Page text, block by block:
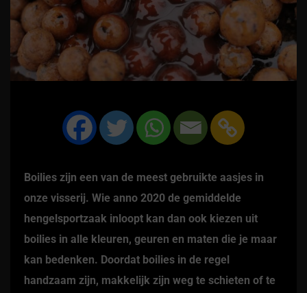
Boilies zijn een van de meest gebruikte aasjes in
onze visserij. Wie anno 2020 de gemiddelde
hengelsportzaak inloopt kan dan ook kiezen uit
boilies in alle kleuren, geuren en maten die je maar
kan bedenken. Doordat boilies in de regel
handzaam zijn, makkelijk zijn weg te schieten of te